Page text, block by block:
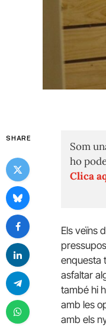
SHARE
Som
ho
Clica
Els veïns
enquesta
asfaltar
també hi
amb les
amb els